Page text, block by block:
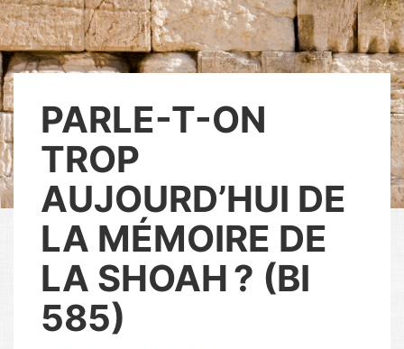
PARLE-T-ON
TROP
AUJOURD’HUI DE
LA MÉMOIRE DE
LA SHOAH ? (BI
585)